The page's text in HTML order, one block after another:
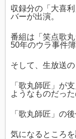
収録分の「大喜
バーが出演。
番組は「笑点歌
50年のウラ事件
そして、生放送
「歌丸師匠」が
ようなものだっ
「歌丸師匠」の
気になるところを